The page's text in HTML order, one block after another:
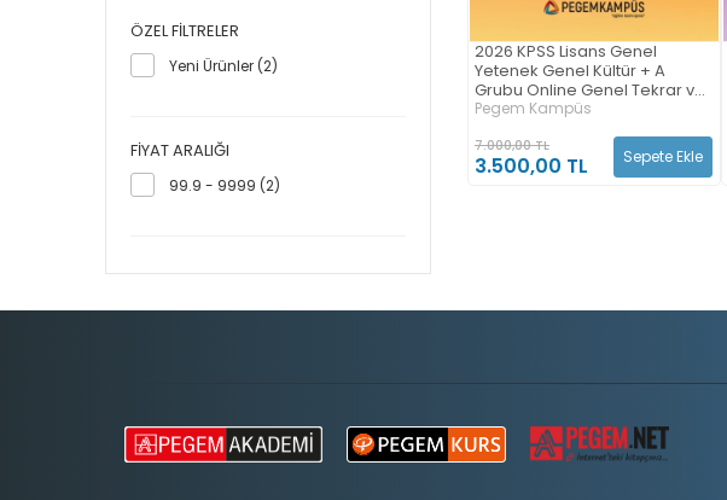
ÖZEL FILTRELER
Yeni Ürünler (2)
FIYAT ARALIĞI
99.9 - 9999 (2)
2026 KPSS Lisans Genel
Yetenek Genel Kültür + A
Grubu Online Genel Tekrar ve
Soru Çözüm Kampı (Canlı
Pegem Kampüs
7.000,00 TL
3.500,00 TL Sepete Ekle